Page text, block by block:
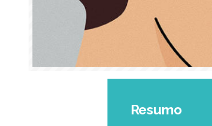
Resumo